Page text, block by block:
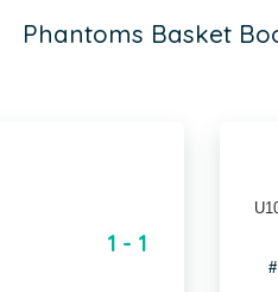
Phantoms Basket
1 - 1
#